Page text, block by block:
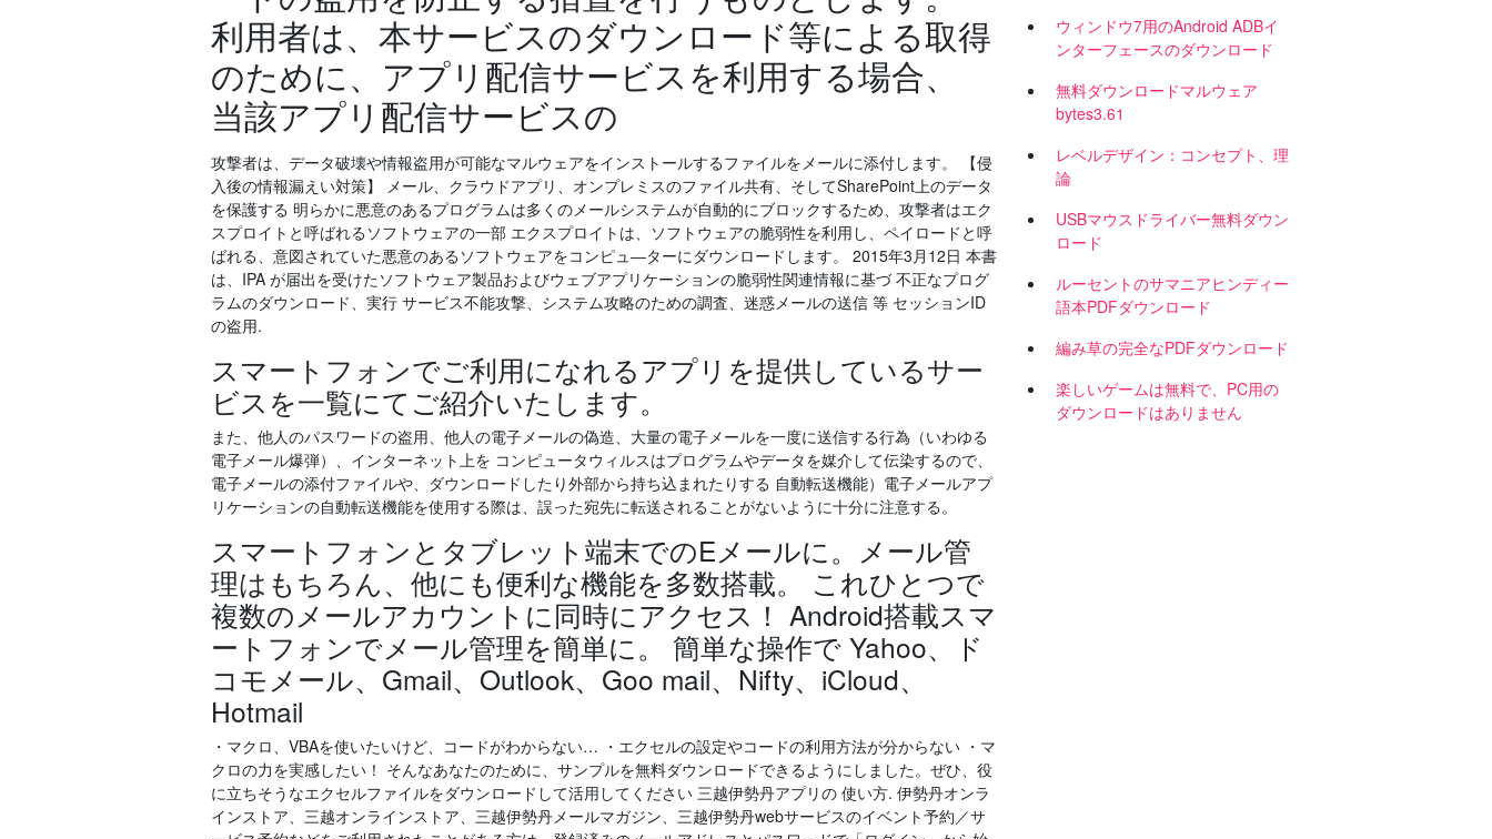
利用者は、本サービスのダウンロード等による取得
のために、アプリ配信サービスを利用する場合、
当該アプリ配信サービスの
攻撃者は、データ破壊や情報盗用が可能なマルウェアをインストールするファイルをメールに添付します。 【侵
入後の情報漏えい対策】 メール、クラウドアプリ、オンプレミスのファイル共有、そしてSharePoint上のデータ
を保護する 明らかに悪意のあるプログラムは多くのメールシステムが自動的にブロックするため、攻撃者はエク
スプロイトと呼ばれるソフトウェアの一部 エクスプロイトは、ソフトウェアの脆弱性を利用し、ペイロードと呼
ばれる、意図されていた悪意のあるソフトウェアをコンピュ―ターにダウンロードします。 2015年3月12日 本書
は、IPA が届出を受けたソフトウェア製品およびウェブアプリケーションの脆弱性関連情報に基づ 不正なプログ
ラムのダウンロード、実行 サービス不能攻撃、システム攻略のための調査、迷惑メールの送信 等 セッションID
の盗用.
スマートフォンでご利用になれるアプリを提供しているサー
ビスを一覧にてご紹介いたします。
また、他人のパスワードの盗用、他人の電子メールの偽造、大量の電子メールを一度に送信する行為（いわゆる
電子メール爆弾）、インターネット上を コンピュータウィルスはプログラムやデータを媒介して伝染するので、
電子メールの添付ファイルや、ダウンロードしたり外部から持ち込まれたりする 自動転送機能）電子メールアプ
リケーションの自動転送機能を使用する際は、誤った宛先に転送されることがないように十分に注意する。
スマートフォンとタブレット端末でのEメールに。メール管
理はもちろん、他にも便利な機能を多数搭載。 これひとつで
複数のメールアカウントに同時にアクセス！ Android搭載スマ
ートフォンでメール管理を簡単に。 簡単な操作で Yahoo、ド
コモメール、Gmail、Outlook、Goo mail、Nifty、iCloud、
Hotmail
・マクロ、VBAを使いたいけど、コードがわからない… ・エクセルの設定やコードの利用方法が分からない ・マ
クロの力を実感したい！ そんなあなたのために、サンプルを無料ダウンロードできるようにしました。ぜひ、役
に立ちそうなエクセルファイルをダウンロードして活用してください 三越伊勢丹アプリの 使い方. 伊勢丹オンラ
インストア、三越オンラインストア、三越伊勢丹メールマガジン、三越伊勢丹webサービスのイベント予約／サ
ウィンドウ7用のAndroid ADBイ
ンターフェースのダウンロード
無料ダウンロードマルウェア
bytes3.61
レベルデザイン：コンセプト、理
論
USBマウスドライバー無料ダウン
ロード
ルーセントのサマニアヒンディー
語本PDFダウンロード
編み草の完全なPDFダウンロード
楽しいゲームは無料で、PC用の
ダウンロードはありません